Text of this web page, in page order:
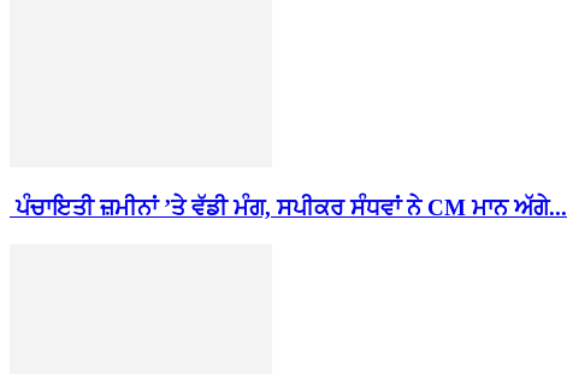
ਪੰਚਾਇਤੀ ਜ਼ਮੀਨਾਂ ’ਤੇ ਵੱਡੀ ਮੰਗ, ਸਪੀਕਰ ਸੰਧਵਾਂ ਨੇ CM ਮਾਨ ਅੱਗੇ...